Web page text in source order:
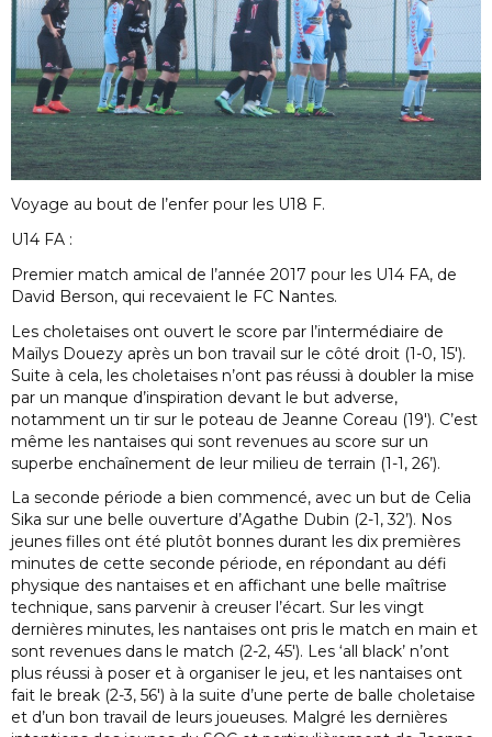
Voyage au bout de l’enfer pour les U18 F.
U14 FA :
Premier match amical de l’année 2017 pour les U14 FA, de
David Berson, qui recevaient le FC Nantes.
Les choletaises ont ouvert le score par l’intermédiaire de
Maïlys Douezy après un bon travail sur le côté droit (1-0, 15′).
Suite à cela, les choletaises n’ont pas réussi à doubler la mise
par un manque d’inspiration devant le but adverse,
notamment un tir sur le poteau de Jeanne Coreau (19′). C’est
même les nantaises qui sont revenues au score sur un
superbe enchaînement de leur milieu de terrain (1-1, 26’).
La seconde période a bien commencé, avec un but de Celia
Sika sur une belle ouverture d’Agathe Dubin (2-1, 32’). Nos
jeunes filles ont été plutôt bonnes durant les dix premières
minutes de cette seconde période, en répondant au défi
physique des nantaises et en affichant une belle maîtrise
technique, sans parvenir à creuser l’écart. Sur les vingt
dernières minutes, les nantaises ont pris le match en main et
sont revenues dans le match (2-2, 45′). Les ‘all black’ n’ont
plus réussi à poser et à organiser le jeu, et les nantaises ont
fait le break (2-3, 56′) à la suite d’une perte de balle choletaise
et d’un bon travail de leurs joueuses. Malgré les dernières